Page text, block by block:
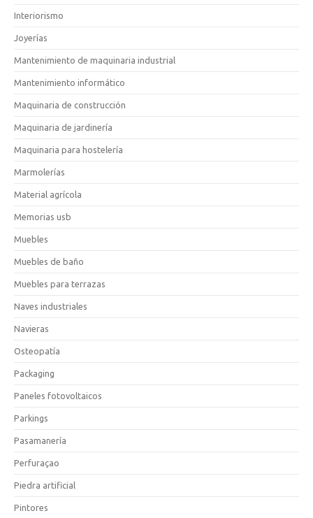
Interiorismo
Joyerías
Mantenimiento de maquinaria industrial
Mantenimiento informático
Maquinaria de construcción
Maquinaria de jardinería
Maquinaria para hostelería
Marmolerías
Material agrícola
Memorias usb
Muebles
Muebles de baño
Muebles para terrazas
Naves industriales
Navieras
Osteopatía
Packaging
Paneles fotovoltaicos
Parkings
Pasamanería
Perfuraçao
Piedra artificial
Pintores